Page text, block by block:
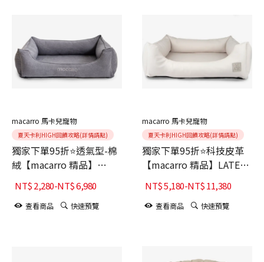
macarro 馬卡兒寵物
夏天卡利HIGH回饋攻略(詳情請點)
獨家下單95折⭐透氣型-棉
絨【macarro 精品】
LATEX乳膠床-Moon Grey
月球灰
NT$2,280-NT$6,980
查看商品 快速預覽
macarro 馬卡兒寵物
夏天卡利HIGH回饋攻略(詳情請點)
獨家下單95折⭐科技皮革
【macarro 精品】LATEX
乳膠床-奶白
NT$5,180-NT$11,380
查看商品 快速預覽